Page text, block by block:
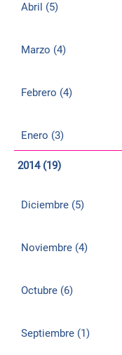
Abril (5)
Marzo (4)
Febrero (4)
Enero (3)
2014 (19)
Diciembre (5)
Noviembre (4)
Octubre (6)
Septiembre (1)